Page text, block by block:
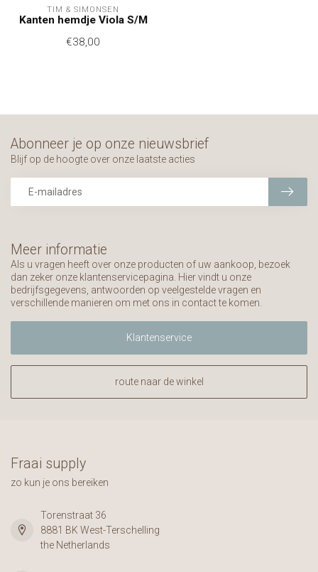
TIM & SIMONSEN
Kanten hemdje Viola S/M
€38,00
Meer informatie
Als u vragen heeft over onze producten of uw aankoop, bezoek
dan zeker onze klantenservicepagina. Hier vindt u onze
bedrijfsgegevens, antwoorden op veelgestelde vragen en
verschillende manieren om met ons in contact te komen.
Klantenservice
route naar de winkel
Abonneer je op onze nieuwsbrief
Blijf op de hoogte over onze laatste acties
Fraai supply
zo kun je ons bereiken
Torenstraat 36
8881 BK West-Terschelling
the Netherlands